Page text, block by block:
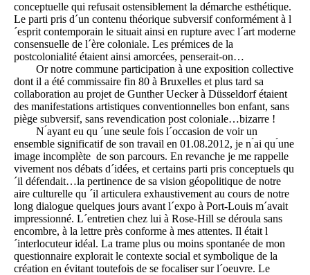
conceptuelle qui refusait ostensiblement la démarche esthétique.
Le parti pris d´un contenu théorique subversif conformément à l
´esprit contemporain le situait ainsi en rupture avec l´art moderne
consensuelle de l´ère coloniale. Les prémices de la
postcolonialité étaient ainsi amorcées, penserait-on…
Or notre commune participation à une exposition collective
dont il a été commissaire fin 80 à Bruxelles et plus tard sa
collaboration au projet de Gunther Uecker à Düsseldorf étaient
des manifestations artistiques conventionnelles bon enfant, sans
piège subversif, sans revendication post coloniale…bizarre !
N ́ayant eu qu ´une seule fois l´occasion de voir un
ensemble significatif de son travail en 01.08.2012, je n ́ai qu ́une
image incomplète de son parcours. En revanche je me rappelle
vivement nos débats d´idées, et certains parti pris conceptuels qu
´il défendait…la pertinence de sa vision géopolitique de notre
aire culturelle qu ´il articulera exhaustivement au cours de notre
long dialogue quelques jours avant l´expo à Port-Louis m´avait
impressionné. L´entretien chez lui à Rose-Hill se déroula sans
encombre, à la lettre près conforme à mes attentes. Il était l
´interlocuteur idéal. La trame plus ou moins spontanée de mon
questionnaire explorait le contexte social et symbolique de la
création en évitant toutefois de se focaliser sur l´oeuvre. Le